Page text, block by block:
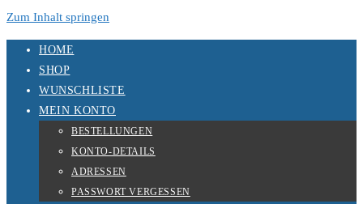
Zum Inhalt springen
HOME
SHOP
WUNSCHLISTE
MEIN KONTO
BESTELLUNGEN
KONTO-DETAILS
ADRESSEN
PASSWORT VERGESSEN